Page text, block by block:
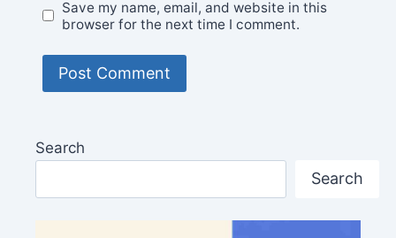
Save my name, email, and website in this
browser for the next time I comment.
Search
Search